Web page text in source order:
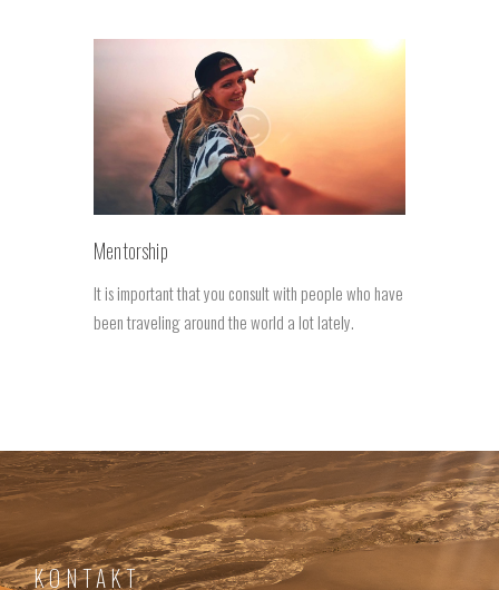
Mentorship
It is important that you consult with people who have
been traveling around the world a lot lately.
KONTAKT